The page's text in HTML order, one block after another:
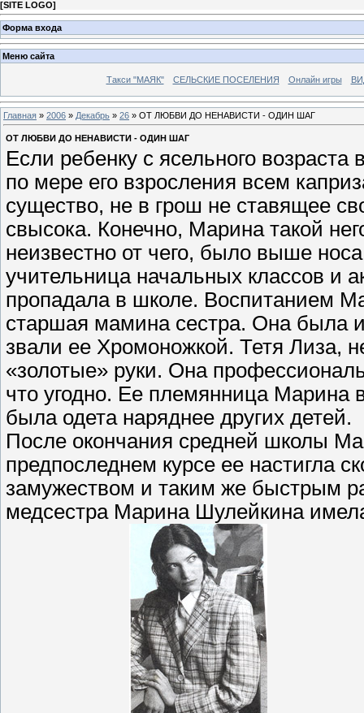
[SITE LOGO]
Форма входа
Меню сайта
Такси "МАЯК" СЕЛЬСКИЕ ПОСЕЛЕНИЯ Онлайн игры
Главная » 2006 » Декабрь » 26 » ОТ ЛЮБВИ ДО НЕНАВИСТИ - ОДИН ШАГ
ОТ ЛЮБВИ ДО НЕНАВИСТИ - ОДИН ШАГ
Если ребенку с ясельного
по мере его взросления всем
существо, не в грош не ставящее
свысока. Конечно, Марина такой
неизвестно от чего, было выше
учительница начальных классов и
пропадала в школе. Воспитанием
старшая мамина сестра. Она была
звали ее Хромоножкой. Тетя Лиза,
«золотые» руки. Она
что угодно. Ее племянница Марина
была одета наряднее других детей.
После окончания средней школы
предпоследнем курсе ее настигла
замужеством и таким же быстрым
медсестра Марина Шулейкина